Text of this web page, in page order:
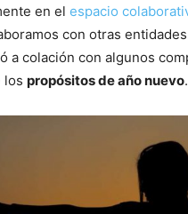
en el espacio
con otras
a colación con algunos
los propósitos de año nuevo.